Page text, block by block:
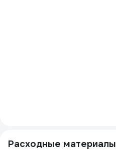
Расходные материалы